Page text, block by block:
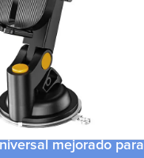
de brazo largo
mejorado para